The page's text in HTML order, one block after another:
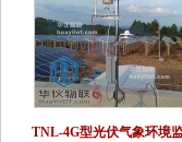
TNL-4G型光伏气象环境